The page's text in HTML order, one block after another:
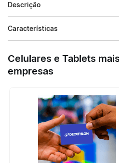
Descrição
Mostre seu orgulho pela PUMA
Estilo sem esforço com tecido
Ideal para o dia a dia, combina
ambiental.
Características
Celulares e Tablets
empresas